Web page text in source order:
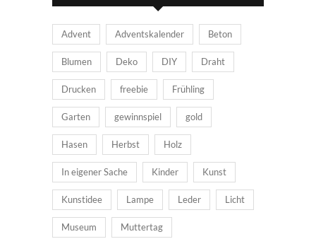
Advent Adventskalender Beton
Blumen Deko DIY Draht
Drucken freebie Frühling
Garten gewinnspiel gold
Hasen Herbst Holz
In eigener Sache Kinder Kunst
Kunstidee Lampe Leder Licht
Museum Muttertag